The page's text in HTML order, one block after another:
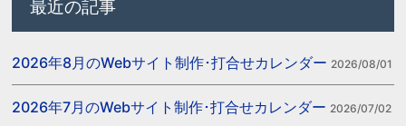
最近の記事
2026年8月のWebサイト制作･打合せカレンダー 2026/08/01
2026年7月のWebサイト制作･打合せカレンダー 2026/07/02